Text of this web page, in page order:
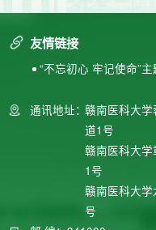
性谈判公
（采购编
F0053-1
果公告
比选公告
友情链接
“不忘初心 牢记使命”主
通讯地址：赣南医科大
道1号
赣南医科大
1号
赣南医科大
号